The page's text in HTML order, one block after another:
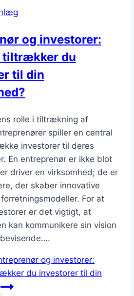
og investorer:
tiltrækker du
til din
rolle i tiltrækning af
spiller en central
investorer til deres
En entreprenør er ikke blot
driver en virksomhed; de er
der skaber innovative
For at
er det vigtigt, at
kan kommunikere sin vision
og investorer:
du investorer til din